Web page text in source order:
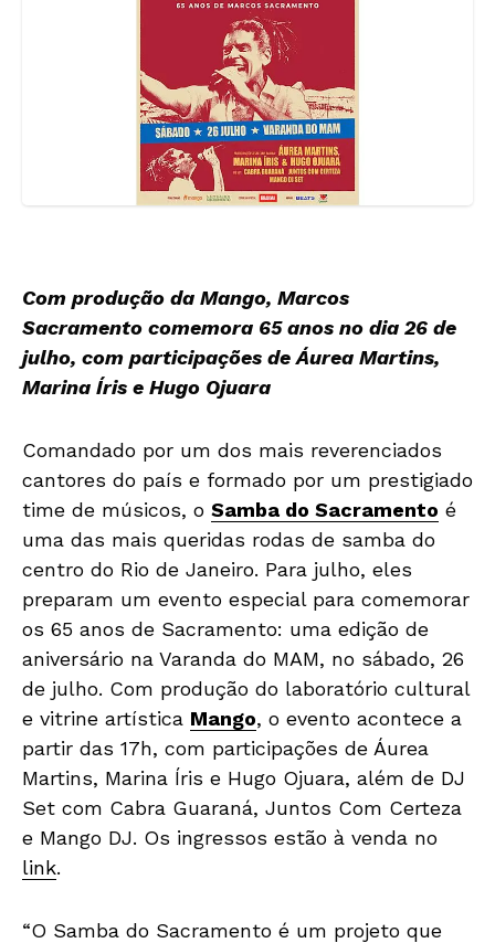
Com produção da Mango, Marcos
Sacramento comemora 65 anos no dia 26 de
julho, com participações de Áurea Martins,
Marina Íris e Hugo Ojuara
Comandado por um dos mais reverenciados
cantores do país e formado por um prestigiado
time de músicos, o Samba do Sacramento é
uma das mais queridas rodas de samba do
centro do Rio de Janeiro. Para julho, eles
preparam um evento especial para comemorar
os 65 anos de Sacramento: uma edição de
aniversário na Varanda do MAM, no sábado, 26
de julho. Com produção do laboratório cultural
e vitrine artística Mango, o evento acontece a
partir das 17h, com participações de Áurea
Martins, Marina Íris e Hugo Ojuara, além de DJ
Set com Cabra Guaraná, Juntos Com Certeza
e Mango DJ. Os ingressos estão à venda no
link.
“O Samba do Sacramento é um projeto que